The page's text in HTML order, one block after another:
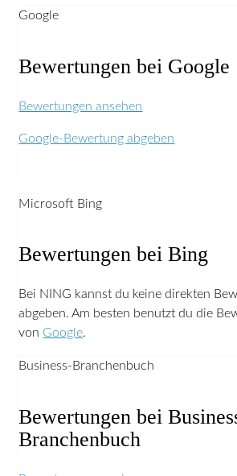
Google
Bewertungen bei Google
Bewertungen ansehen
Google-Bewertung abgeben
Microsoft Bing
Bewertungen bei Bing
Bei NING kannst du keine direkten
abgeben. Am besten benutzt du die
von Google.
Business-Branchenbuch
Bewertungen bei
Branchenbuch